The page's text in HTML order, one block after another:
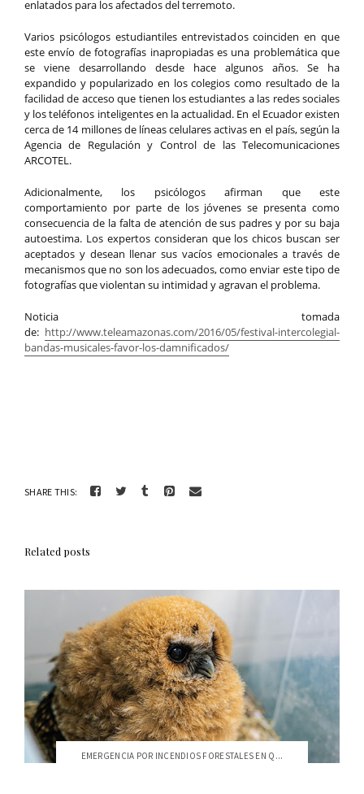
enlatados para los afectados del terremoto.
Varios psicólogos estudiantiles entrevistados coinciden en que
este envío de fotografías inapropiadas es una problemática que
se viene desarrollando desde hace algunos años. Se ha
expandido y popularizado en los colegios como resultado de la
facilidad de acceso que tienen los estudiantes a las redes sociales
y los teléfonos inteligentes en la actualidad. En el Ecuador existen
cerca de 14 millones de líneas celulares activas en el país, según la
Agencia de Regulación y Control de las Telecomunicaciones
ARCOTEL.
Adicionalmente, los psicólogos afirman que este
comportamiento por parte de los jóvenes se presenta como
consecuencia de la falta de atención de sus padres y por su baja
autoestima. Los expertos consideran que los chicos buscan ser
aceptados y desean llenar sus vacíos emocionales a través de
mecanismos que no son los adecuados, como enviar este tipo de
fotografías que violentan su intimidad y agravan el problema.
Noticia tomada
de: http://www.teleamazonas.com/2016/05/festival-intercolegial-
bandas-musicales-favor-los-damnificados/
SHARE THIS:
Related posts
EMERGENCIA POR INCENDIOS FORESTALES EN Q...